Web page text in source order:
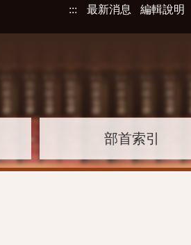
::: 最新消息 編輯說明
部首索引